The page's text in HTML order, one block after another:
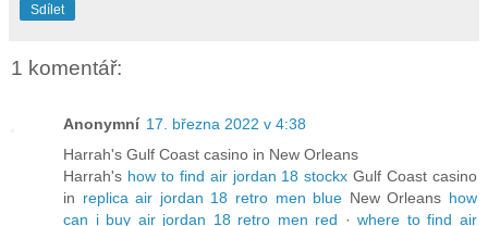
Sdílet
1 komentář:
Anonymní 17. března 2022 v 4:38
Harrah's Gulf Coast casino in New Orleans
Harrah's how to find air jordan 18 stockx Gulf Coast casino
in replica air jordan 18 retro men blue New Orleans how
can i buy air jordan 18 retro men red ·where to find air